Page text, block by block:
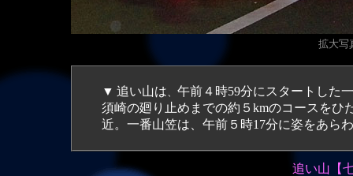
拡大写
▼ 追い山は、 午前４時59分にスタートした
須崎の廻り止めまでの約５kmのコースをひ
近。一番山笠は、午前５時17分に姿をあら
追い山【